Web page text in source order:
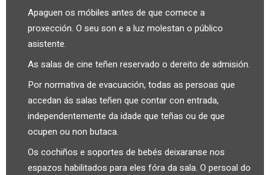
Apaguen os móbiles antes de que comece a
proxección. O seu son e a luz molestan o público
asistente.
As salas de cine teñen reservado o dereito de admisión.
Por normativa de evacuación, todas as persoas que
accedan ás salas teñen que contar con entrada,
independentemente da idade que teñas ou de que
ocupen ou non butaca.
Os cochiños e soportes de bebés deixaranse nos
espazos habilitados para eles fóra da sala. O persoal do